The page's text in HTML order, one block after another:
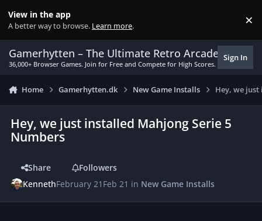
View in the app
A better way to browse. Learn more. ×
Gamerhytten – The Ultimate Retro Arcade
36,000+ Browser Games. Join for Free and Compete for High Scores.
Sign In
Home Gamerhytten.dk New Game Installs Hey, we
Hey, we just installed Mahjong Serie 5
Numbers
Share
Followers
KennethFebruary 21 Feb 21 in New Game Installs